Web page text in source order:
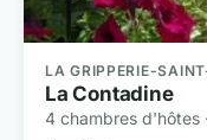
LA GRIPPERIE-
La Contadine
4 chambres d'hôtes